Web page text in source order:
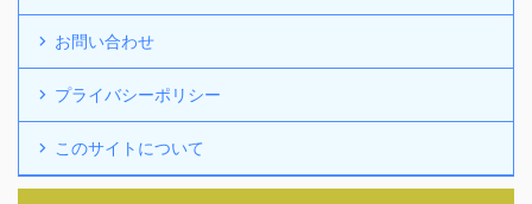
お問い合わせ
プライバシーポリシー
このサイトについて